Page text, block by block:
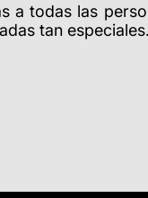
a todas las
tan especiales.